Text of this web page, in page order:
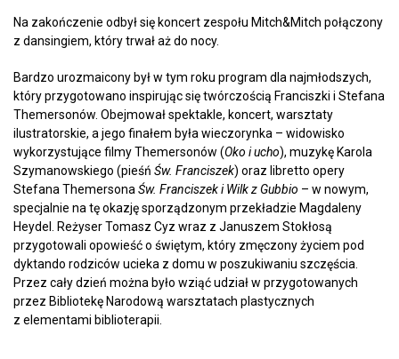
Na zakończenie odbył się koncert zespołu Mitch&Mitch połączony
z dansingiem, który trwał aż do nocy.
Bardzo urozmaicony był w tym roku program dla najmłodszych,
który przygotowano inspirując się twórczością Franciszki i Stefana
Themersonów. Obejmował spektakle, koncert, warsztaty
ilustratorskie, a jego finałem była wieczorynka – widowisko
wykorzystujące filmy Themersonów (Oko i ucho), muzykę Karola
Szymanowskiego (pieśń Św. Franciszek) oraz libretto opery
Stefana Themersona Św. Franciszek i Wilk z Gubbio – w nowym,
specjalnie na tę okazję sporządzonym przekładzie Magdaleny
Heydel. Reżyser Tomasz Cyz wraz z Januszem Stokłosą
przygotowali opowieść o świętym, który zmęczony życiem pod
dyktando rodziców ucieka z domu w poszukiwaniu szczęścia.
Przez cały dzień można było wziąć udział w przygotowanych
przez Bibliotekę Narodową warsztatach plastycznych
z elementami biblioterapii.